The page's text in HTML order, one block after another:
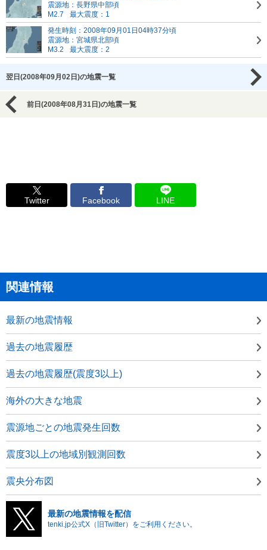
震源地：長野県中部頃
M2.7
最大震度：1
発生時刻：2008年09月01日04時37分頃
震源地：宮城県北部頃
M3.2
最大震度：2
翌日(2008年09月02日)の地震一覧
前日(2008年08月31日)の地震一覧
Twitter Facebook LINE
関連情報
最新の地震情報
過去の地震履歴
過去の地震履歴(震度3以上)
海外の大きな地震
震源地ごとの地震発生回数
震度3以上の地域別観測回数
震央分布図
最新の地震情報を配信
tenki.jp公式X（旧Twitter）をご利用ください。